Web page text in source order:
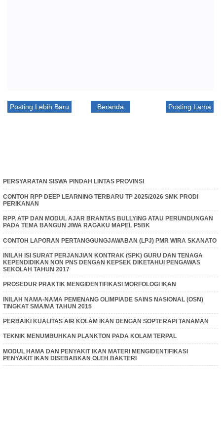
Posting Lebih Baru Posting Lama
Beranda
PERSYARATAN SISWA PINDAH LINTAS PROVINSI
CONTOH RPP DEEP LEARNING TERBARU TP 2025/2026 SMK PRODI
PERIKANAN
RPP, ATP DAN MODUL AJAR BRANTAS BULLYING ATAU PERUNDUNGAN
PADA TEMA BANGUN JIWA RAGAKU MAPEL P5BK
CONTOH LAPORAN PERTANGGUNGJAWABAN (LPJ) PMR WIRA SKANATO
INILAH ISI SURAT PERJANJIAN KONTRAK (SPK) GURU DAN TENAGA
KEPENDIDIKAN NON PNS DENGAN KEPSEK DIKETAHUI PENGAWAS
SEKOLAH TAHUN 2017
PROSEDUR PRAKTIK MENGIDENTIFIKASI MORFOLOGI IKAN
INILAH NAMA-NAMA PEMENANG OLIMPIADE SAINS NASIONAL (OSN)
TINGKAT SMA/MA TAHUN 2015
PERBAIKI KUALITAS AIR KOLAM IKAN DENGAN SOPTERAPI TANAMAN
TEKNIK MENUMBUHKAN PLANKTON PADA KOLAM TERPAL
MODUL HAMA DAN PENYAKIT IKAN MATERI MENGIDENTIFIKASI
PENYAKIT IKAN DISEBABKAN OLEH BAKTERI